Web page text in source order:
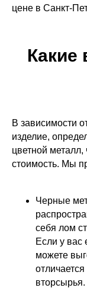
цене в Санкт-
Какие
В зависимости
изделие,
цветной
стоимость. Мы
Черные
себя лом
Если у вас
можете
вторсырья.